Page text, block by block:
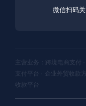
微信扫码
主营业务：跨境电商支付
支付平台 · 企业外贸收款
收款平台